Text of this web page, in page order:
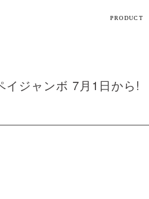
PRODUCT
イジャンボ 7月1日から!